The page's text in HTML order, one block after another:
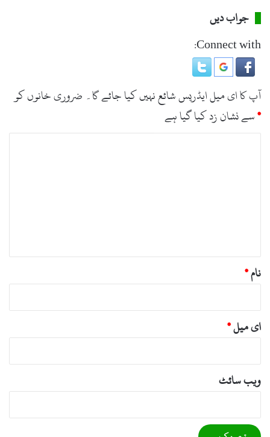
جواب دیں
Connect with:
آپ کا ای میل ایڈریس شائع نہیں کیا جائے گا۔ ضروری خانوں کو
*سے نشان زد کیا گیا ہے
نام*
ای میل*
ویب‌ سائٹ